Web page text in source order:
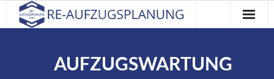
LeistungenAUFZUGSWARTUNG